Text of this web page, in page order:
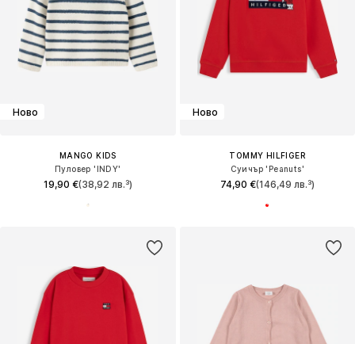
Ново
MANGO KIDS
Пуловер 'INDY'
19,90 €(38,92 лв.³)
Ново
TOMMY HILFIGER
Суичър 'Peanuts'
74,90 €(146,49 лв.³)